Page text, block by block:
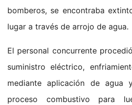
bomberos, se encontraba
lugar a través de arrojo de agua.
El personal concurrente
suministro eléctrico,
mediante aplicación de agua
proceso combustivo para